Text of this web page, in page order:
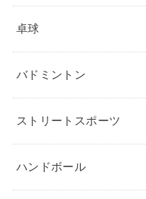
卓球
バドミントン
ストリートスポーツ
ハンドボール